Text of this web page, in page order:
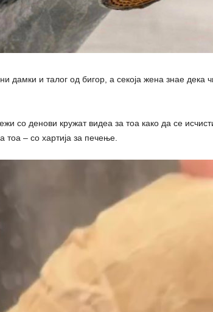
дамки и талог од бигор, а секоја жена знае дека
со денови кружат видеа за тоа како да се
– со хартија за печење.